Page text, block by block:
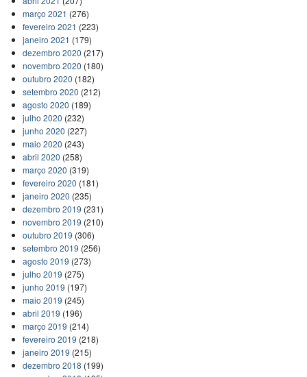
março 2021 (276)
fevereiro 2021 (223)
janeiro 2021 (179)
dezembro 2020 (217)
novembro 2020 (180)
outubro 2020 (182)
setembro 2020 (212)
agosto 2020 (189)
julho 2020 (232)
junho 2020 (227)
maio 2020 (243)
abril 2020 (258)
março 2020 (319)
fevereiro 2020 (181)
janeiro 2020 (235)
dezembro 2019 (231)
novembro 2019 (210)
outubro 2019 (306)
setembro 2019 (256)
agosto 2019 (273)
julho 2019 (275)
junho 2019 (197)
maio 2019 (245)
abril 2019 (196)
março 2019 (214)
fevereiro 2019 (218)
janeiro 2019 (215)
dezembro 2018 (199)